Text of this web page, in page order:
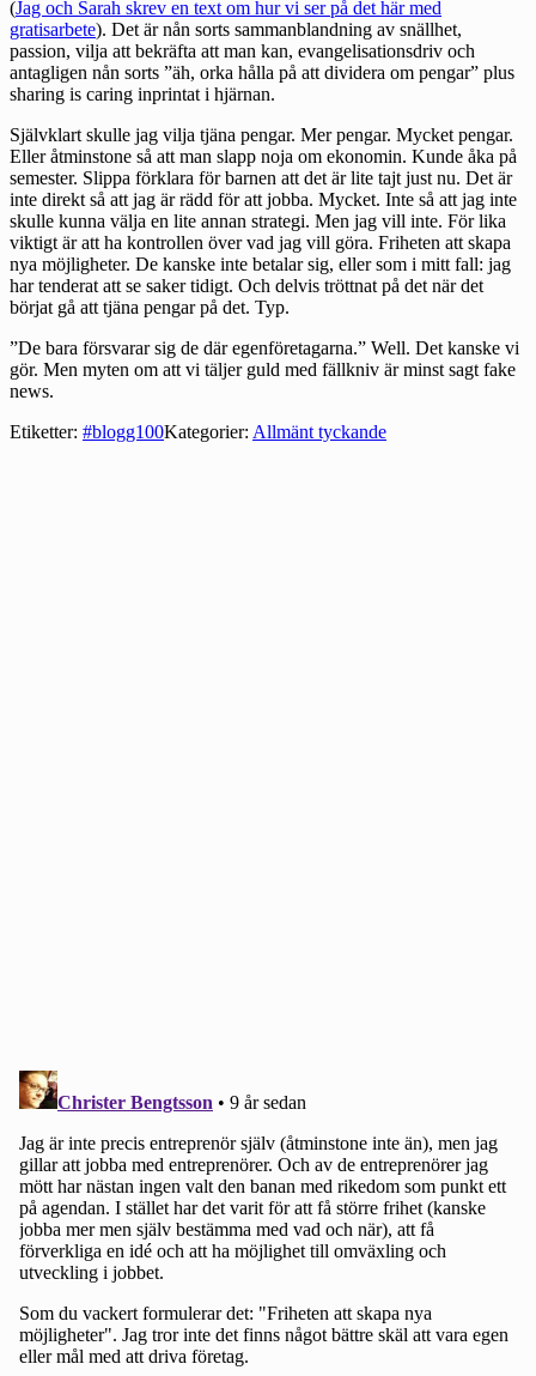
(Jag och Sarah skrev en text om hur vi ser på det här med
gratisarbete). Det är nån sorts sammanblandning av snällhet,
passion, vilja att bekräfta att man kan, evangelisationsdriv och
antagligen nån sorts ”äh, orka hålla på att dividera om pengar” plus
sharing is caring inprintat i hjärnan.
Självklart skulle jag vilja tjäna pengar. Mer pengar. Mycket pengar.
Eller åtminstone så att man slapp noja om ekonomin. Kunde åka på
semester. Slippa förklara för barnen att det är lite tajt just nu. Det är
inte direkt så att jag är rädd för att jobba. Mycket. Inte så att jag inte
skulle kunna välja en lite annan strategi. Men jag vill inte. För lika
viktigt är att ha kontrollen över vad jag vill göra. Friheten att skapa
nya möjligheter. De kanske inte betalar sig, eller som i mitt fall: jag
har tenderat att se saker tidigt. Och delvis tröttnat på det när det
börjat gå att tjäna pengar på det. Typ.
”De bara försvarar sig de där egenföretagarna.” Well. Det kanske vi
gör. Men myten om att vi täljer guld med fällkniv är minst sagt fake
news.
Etiketter: #blogg100Kategorier: Allmänt tyckande